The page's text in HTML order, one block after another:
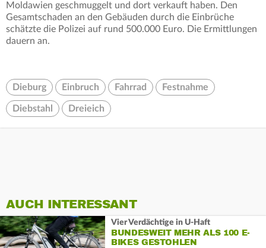
Moldawien geschmuggelt und dort verkauft haben. Den
Gesamtschaden an den Gebäuden durch die Einbrüche
schätzte die Polizei auf rund 500.000 Euro. Die Ermittlungen
dauern an.
Dieburg Einbruch Fahrrad Festnahme
Diebstahl Dreieich
AUCH INTERESSANT
Vier Verdächtige in U-Haft
BUNDESWEIT MEHR ALS 100 E-
BIKES GESTOHLEN